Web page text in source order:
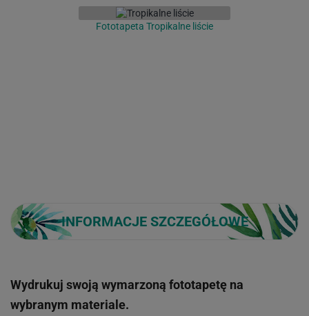
Fototapeta Tropikalne liście
INFORMACJE SZCZEGÓŁOWE
Wydrukuj swoją wymarzoną fototapetę na
wybranym materiale.